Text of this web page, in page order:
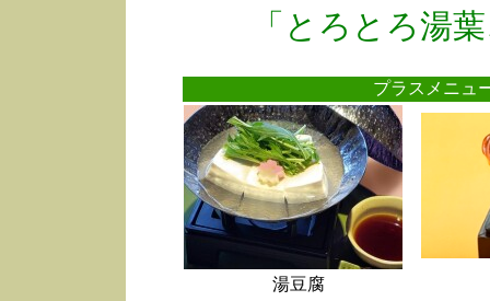
「とろとろ湯
プラスメニ
湯豆腐